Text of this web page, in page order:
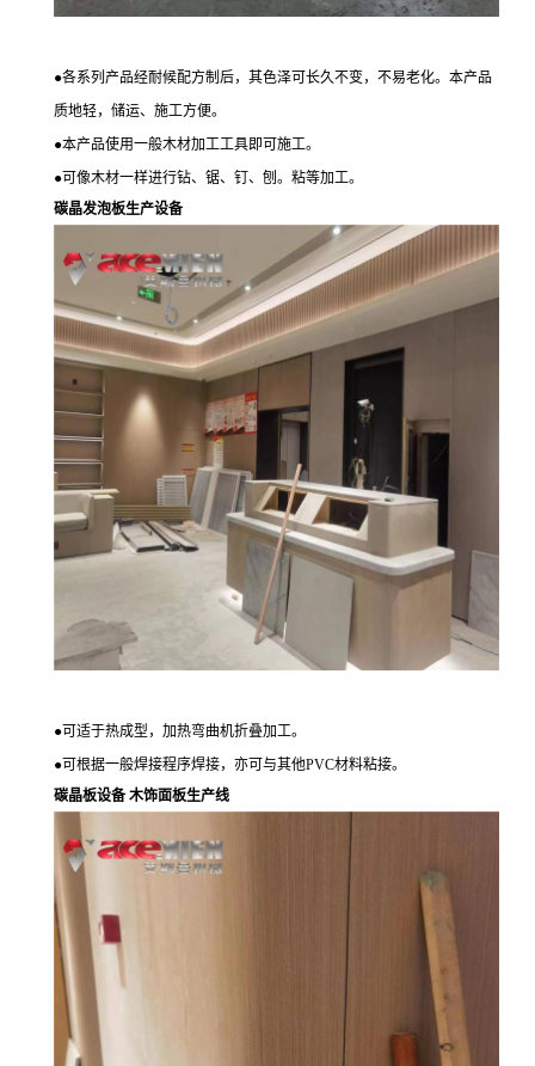
●各系列产品经耐候配方制后，其色泽可长久不变，不易老化。本产品
质地轻，储运、施工方便。
●本产品使用一般木材加工工具即可施工。
●可像木材一样进行钻、锯、钉、刨。粘等加工。
碳晶发泡板生产设备
●可适于热成型，加热弯曲机折叠加工。
●可根据一般焊接程序焊接，亦可与其他PVC材料粘接。
碳晶板设备 木饰面板生产线